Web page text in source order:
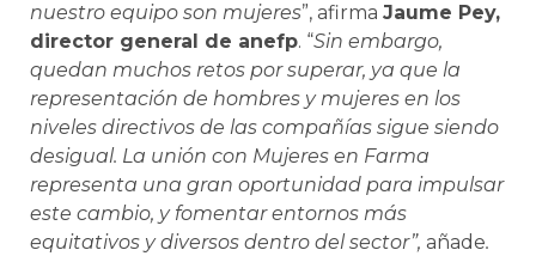
nuestro equipo son mujeres”, afirma Jaume Pey,
director general de anefp. “Sin embargo,
quedan muchos retos por superar, ya que la
representación de hombres y mujeres en los
niveles directivos de las compañías sigue siendo
desigual. La unión con Mujeres en Farma
representa una gran oportunidad para impulsar
este cambio, y fomentar entornos más
equitativos y diversos dentro del sector”, añade.